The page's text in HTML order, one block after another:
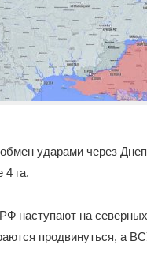
ударами через
га.
наступают на
продвинуться, а